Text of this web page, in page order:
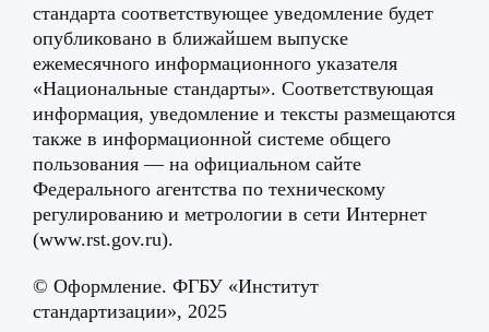
стандарта соответствующее уведомление будет
опубликовано в ближайшем выпуске
ежемесячного информационного указателя
«Национальные стандарты». Соответствующая
информация, уведомление и тексты размещаются
также в информационной системе общего
пользования — на официальном сайте
Федерального агентства по техническому
регулированию и метрологии в сети Интернет
(www.rst.gov.ru).
© Оформление. ФГБУ «Институт
стандартизации», 2025